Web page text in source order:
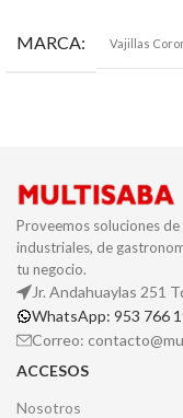
MARCA Vajillas
Proveemos soluciones
industriales, de
tu negocio.
Jr. Andahuaylas 251
WhatsApp: 953 766
Correo:
ACCESOS
Nosotros